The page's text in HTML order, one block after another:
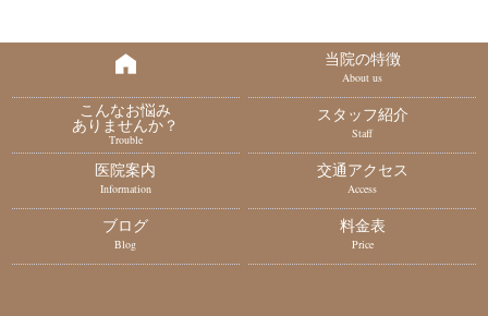
当院の特徴
About us
こんなお悩み
ありませんか？
Trouble
スタッフ紹介
Staff
医院案内
Information
交通アクセス
Access
ブログ
Blog
料金表
Price